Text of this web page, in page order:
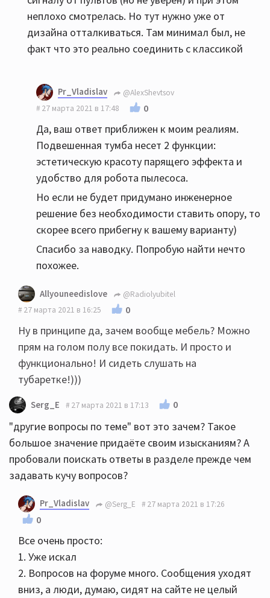
неплохо смотрелась. Но тут нужно уже от
дизайна отталкиваться. Там минимал был, не
факт что это реально соединить с классикой
Pr_Vladislav
@AlexShevtsov
27 марта 2021 в 17:48
0
Да, ваш ответ приближен к моим реалиям.
Подвешенная тумба несет 2 функции:
эстетическую красоту парящего эффекта и
удобство для робота пылесоса.
Но если не будет придумано инженерное
решение без необходимости ставить опору, то
скорее всего прибегну к вашему варианту)
Спасибо за наводку. Попробую найти нечто
похожее.
Allyouneedislove
@Radiolyubitel
27 марта 2021 в 16:25
0
Ну в принципе да, зачем вообще мебель? Можно
прям на голом полу все покидать. И просто и
функционально! И сидеть слушать на
тубаретке!)))
Serg_E 27 марта 2021 в 17:13 0
"другие вопросы по теме" вот это зачем? Такое
большое значение придаёте своим изысканиям? А
пробовали поискать ответы в разделе прежде чем
задавать кучу вопросов?
Pr_Vladislav @Serg_E 27 марта 2021 в 17:26
0
Все очень просто:
1. Уже искал
2. Вопросов на форуме много. Сообщения уходят
вниз, а люди, думаю, сидят на сайте не целый